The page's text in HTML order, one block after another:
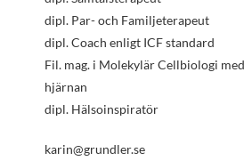
dipl. Par- och Familjeterapeut
dipl. Coach enligt ICF standard
Fil. mag. i Molekylär Cellbiologi
hjärnan
dipl. Hälsoinspiratör
karin@grundler.se